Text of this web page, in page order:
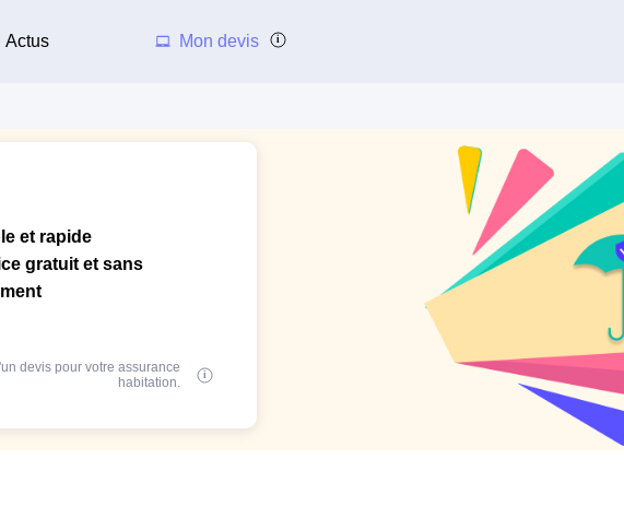
Actus Mon devis
et rapide
gratuit et sans
devis pour votre assurance
habitation.